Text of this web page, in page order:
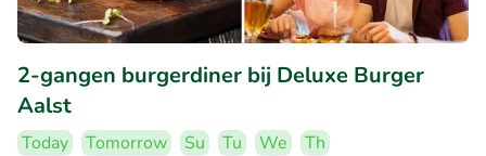
2-gangen burgerdiner bij Deluxe Burger
Aalst
Today Tomorrow Su Tu We
Th